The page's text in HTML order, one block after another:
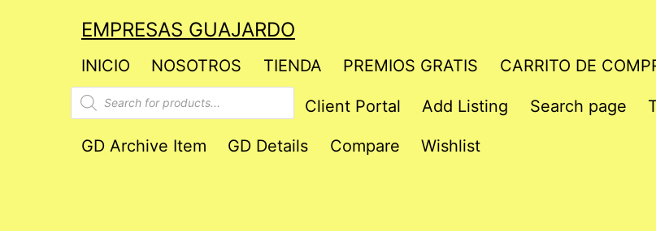
EMPRESAS GUAJARDO
INICIO NOSOTROS TIENDA PREMIOS GRATIS CARRITO DE
Products
search
Client Portal Add Listing Search page
GD Archive Item GD Details Compare Wishlist